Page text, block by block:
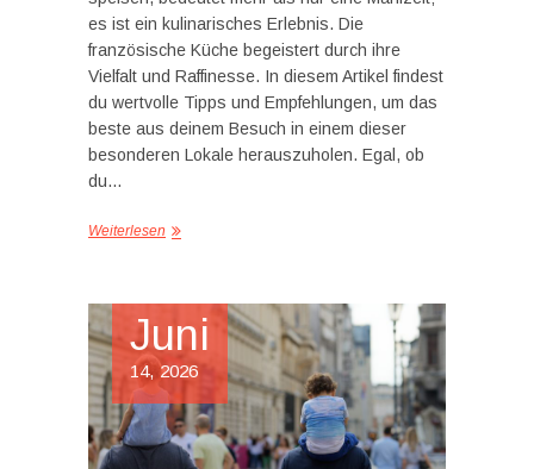
es ist ein kulinarisches Erlebnis. Die
französische Küche begeistert durch ihre
Vielfalt und Raffinesse. In diesem Artikel findest
du wertvolle Tipps und Empfehlungen, um das
beste aus deinem Besuch in einem dieser
besonderen Lokale herauszuholen. Egal, ob
du…
Weiterlesen
Juni
14, 2026